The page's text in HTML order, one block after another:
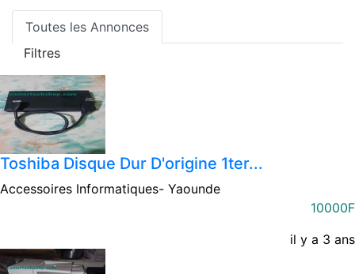
Toutes les Annonces
Filtres
Toshiba Disque Dur D'origine 1ter...
Accessoires Informatiques- Yaounde
10000F
il y a 3 ans